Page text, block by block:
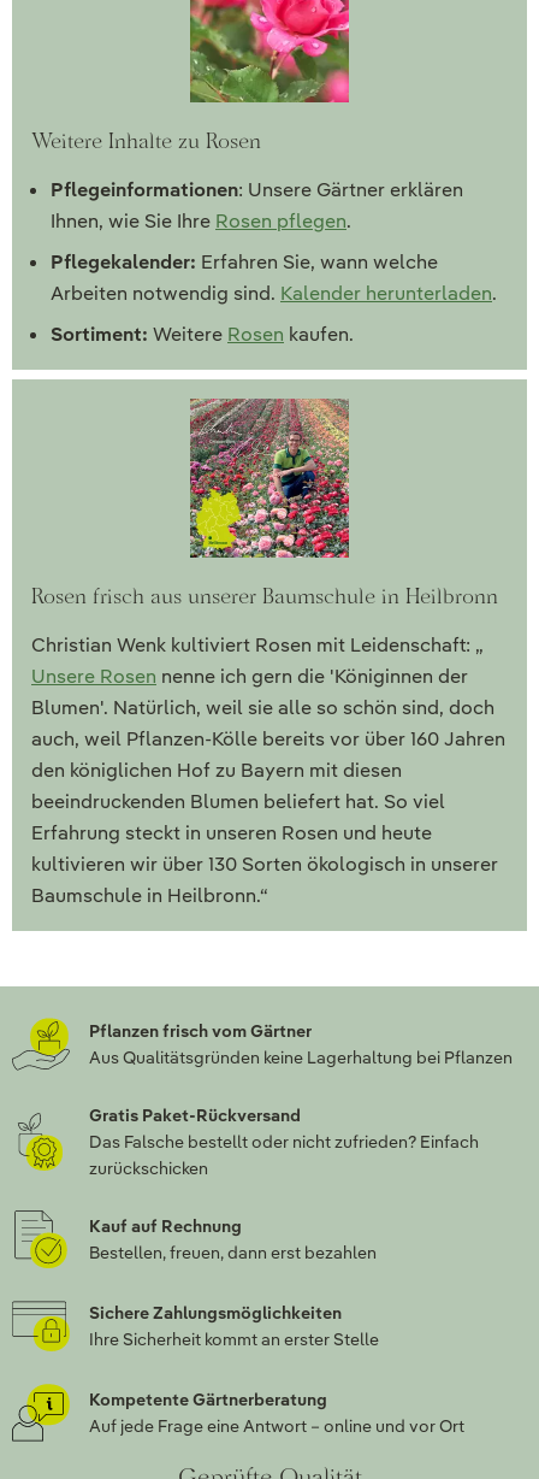
Weitere Inhalte zu Rosen
Pflegeinformationen: Unsere Gärtner erklären
Ihnen, wie Sie Ihre Rosen pflegen.
Pflegekalender: Erfahren Sie, wann welche
Arbeiten notwendig sind. Kalender herunterladen.
Sortiment: Weitere Rosen kaufen.
Rosen frisch aus unserer Baumschule in Heilbronn
Christian Wenk kultiviert Rosen mit Leidenschaft: „
Unsere Rosen nenne ich gern die 'Königinnen der
Blumen'. Natürlich, weil sie alle so schön sind, doch
auch, weil Pflanzen-Kölle bereits vor über 160 Jahren
den königlichen Hof zu Bayern mit diesen
beeindruckenden Blumen beliefert hat. So viel
Erfahrung steckt in unseren Rosen und heute
kultivieren wir über 130 Sorten ökologisch in unserer
Baumschule in Heilbronn.“
Pflanzen frisch vom Gärtner
Aus Qualitätsgründen keine Lagerhaltung bei Pflanzen
Gratis Paket-Rückversand
Das Falsche bestellt oder nicht zufrieden? Einfach
zurückschicken
Kauf auf Rechnung
Bestellen, freuen, dann erst bezahlen
Sichere Zahlungsmöglichkeiten
Ihre Sicherheit kommt an erster Stelle
Kompetente Gärtnerberatung
Auf jede Frage eine Antwort – online und vor Ort